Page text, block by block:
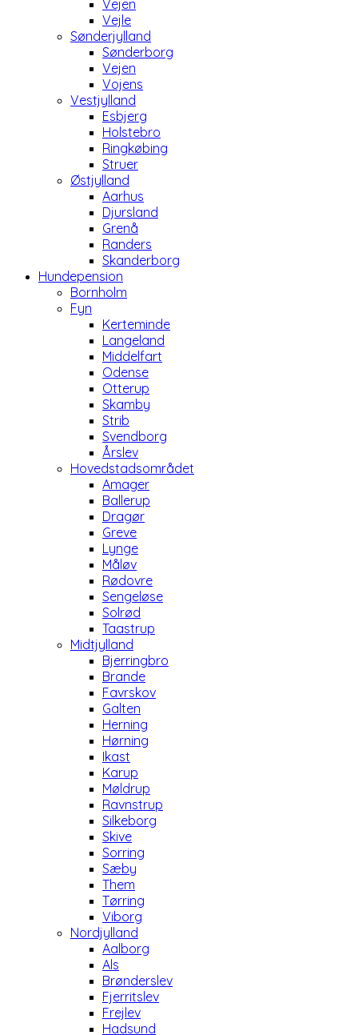
Vejen
Vejle
Sønderjylland
Sønderborg
Vejen
Vojens
Vestjylland
Esbjerg
Holstebro
Ringkøbing
Struer
Østjylland
Aarhus
Djursland
Grenå
Randers
Skanderborg
Hundepension
Bornholm
Fyn
Kerteminde
Langeland
Middelfart
Odense
Otterup
Skamby
Strib
Svendborg
Årslev
Hovedstadsområdet
Amager
Ballerup
Dragør
Greve
Lynge
Måløv
Rødovre
Sengeløse
Solrød
Taastrup
Midtjylland
Bjerringbro
Brande
Favrskov
Galten
Herning
Hørning
Ikast
Karup
Møldrup
Ravnstrup
Silkeborg
Skive
Sorring
Sæby
Them
Tørring
Viborg
Nordjylland
Aalborg
Als
Brønderslev
Fjerritslev
Frejlev
Hadsund